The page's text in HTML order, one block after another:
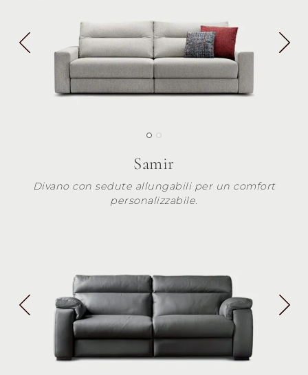
Samir
Divano con sedute allungabili per un comfort
personalizzabile.